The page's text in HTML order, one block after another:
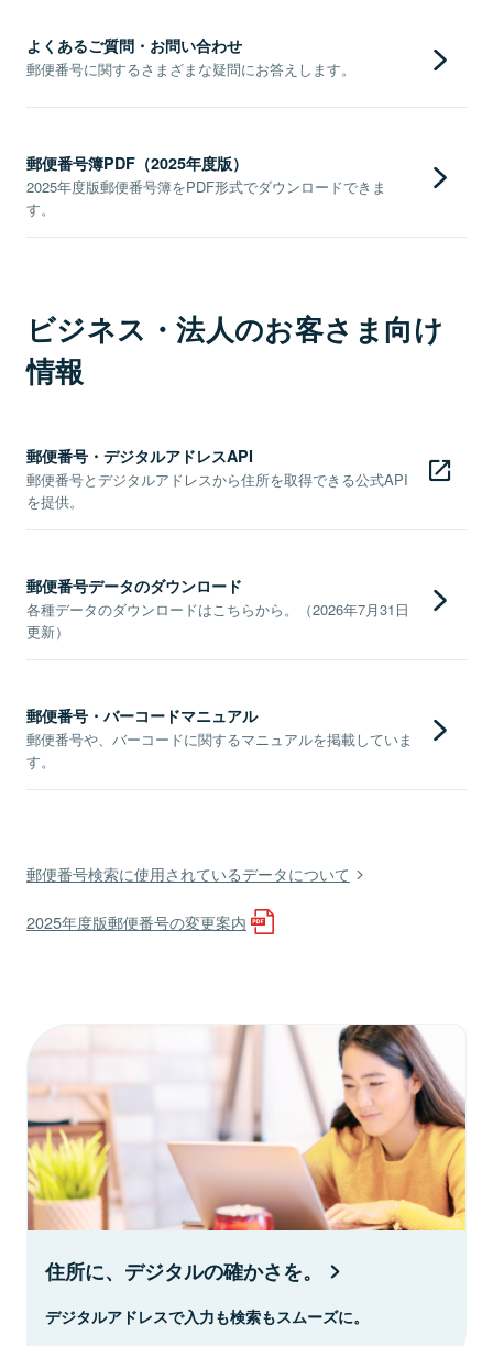
よくあるご質問・お問い合わせ
郵便番号に関するさまざまな疑問にお答えします。
郵便番号簿PDF（2025年度版）
2025年度版郵便番号簿をPDF形式でダウンロードできま
す。
ビジネス・法人のお客さま向け
情報
郵便番号・デジタルアドレスAPI
郵便番号とデジタルアドレスから住所を取得できる公式API
を提供。
郵便番号データのダウンロード
各種データのダウンロードはこちらから。（2026年7月31日
更新）
郵便番号・バーコードマニュアル
郵便番号や、バーコードに関するマニュアルを掲載していま
す。
郵便番号検索に使用されているデータについて
2025年度版郵便番号の変更案内
住所に、デジタルの確かさを。
デジタルアドレスで入力も検索もスムーズに。